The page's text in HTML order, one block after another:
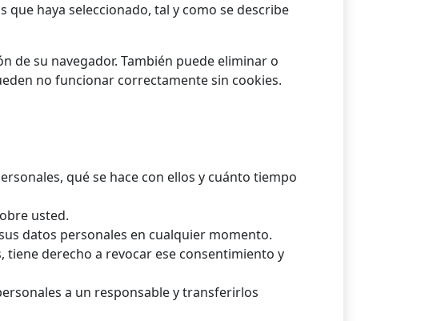
haya seleccionado, tal y como se describe
de su navegador. También puede eliminar o
no funcionar correctamente sin cookies.
qué se hace con ellos y cuánto tiempo
usted.
datos personales en cualquier momento.
derecho a revocar ese consentimiento y
a un responsable y transferirlos